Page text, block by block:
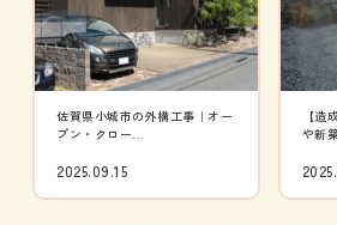
佐賀県小城市の外構工事｜オー
プン・クロー...
2025.09.15
【
や新